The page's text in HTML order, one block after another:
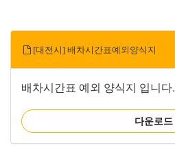
[대전시] 배차시간표예외양식지
배차시간표 예외 양식지 입니다.
다운로드